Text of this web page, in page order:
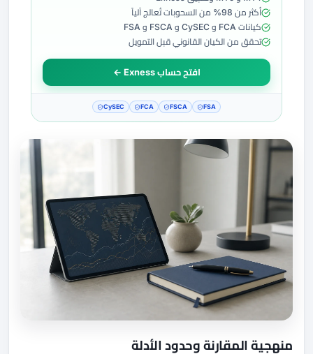
أكثر من 98% من السحوبات تُعالج آلياً
كيانات FCA و CySEC و FSCA و FSA
تحقق من الكيان القانوني قبل التمويل
افتح حساب Exness ←
CySEC FCA FSCA FSA
منهجية المقارنة وحدود الأدلة